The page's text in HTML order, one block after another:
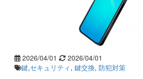
2026/04/01
2026/04/01
鍵,セキュリティ , 鍵交換, 防犯対策